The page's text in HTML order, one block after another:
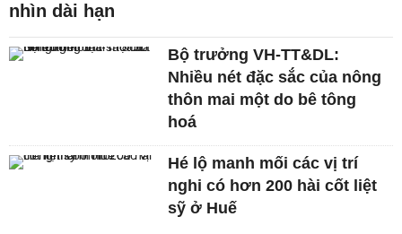
nhìn dài hạn
Bộ trưởng VH-TT&DL:
Nhiều nét đặc sắc của nông
thôn mai một do bê tông
hoá
Hé lộ manh mối các vị trí
nghi có hơn 200 hài cốt liệt
sỹ ở Huế